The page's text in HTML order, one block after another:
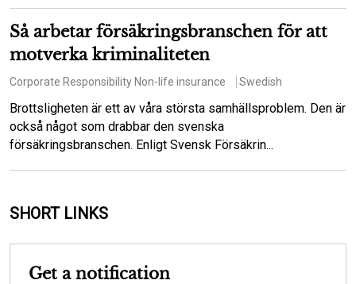
Så arbetar försäkringsbranschen för att
motverka kriminaliteten
Corporate ResponsibilityNon-life insurance Swedish
Brottsligheten är ett av våra största samhällsproblem. Den är
också något som drabbar den svenska
försäkringsbranschen. Enligt Svensk Försäkrin...
SHORT LINKS
Get a notification